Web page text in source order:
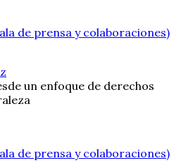
de prensa y colaboraciones)
un enfoque de derechos
de prensa y colaboraciones)